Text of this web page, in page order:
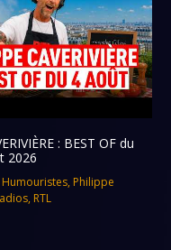
: BEST OF du
2026
Humouristes, Philippe
, RTL